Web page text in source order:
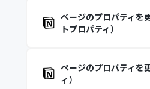
ページのプロパティを
トプロパティ）
ページのプロパティを
ィ）